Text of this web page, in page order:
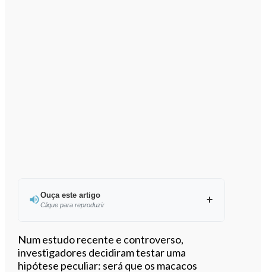
Ouça este artigo
Clique para reproduzir
Ouvir este artigo
Num estudo recente e controverso,
investigadores decidiram testar uma
hipótese peculiar: será que os macacos